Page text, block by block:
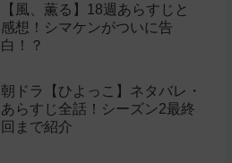
【風、薫る】18週あらすじと
感想！シマケンがついに告
白！？
朝ドラ【ひよっこ】ネタバレ・
あらすじ全話！シーズン2最終
回まで紹介